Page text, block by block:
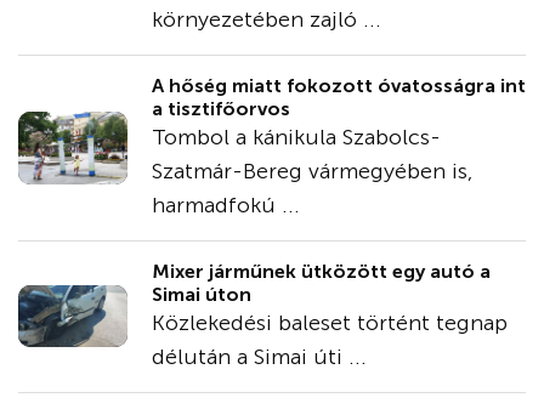
környezetében zajló ...
A hőség miatt fokozott óvatosságra int
a tisztifőorvos
Tombol a kánikula Szabolcs-
Szatmár-Bereg vármegyében is,
harmadfokú ...
Mixer járműnek ütközött egy autó a
Simai úton
Közlekedési baleset történt tegnap
délután a Simai úti ...